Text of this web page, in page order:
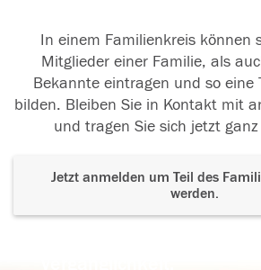
In einem Familienkreis können
Mitglieder einer Familie, als
Bekannte eintragen und so eine
bilden. Bleiben Sie in Kontakt mit
und tragen Sie sich jetzt
Jetzt anmelden um Teil des
werden.